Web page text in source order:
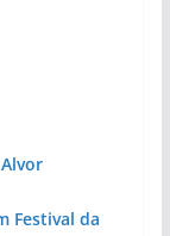
Festival da